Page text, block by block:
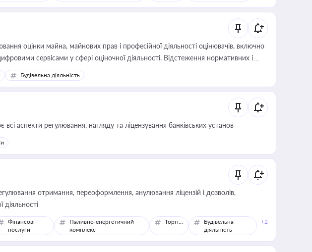
оцінки майна, майнових прав і професійної діяльності оцінювачів, включно
сервісами у сфері оціночної діяльності. Відстеження нормативних і
бізнесу, керівника, юриста або бухгалтера під час оподаткування,
угод і перевірки статусу суб'єктів оціночної діяльності
Будівельна діяльність
всі аспекти регулювання, нагляду та ліцензування банківських установ
отримання, переоформлення, анулювання ліцензій і дозволів,
Фінансові
послуги
Паливно-енергетичний
комплекс
Торгівля
Будівельна
діяльність
+2